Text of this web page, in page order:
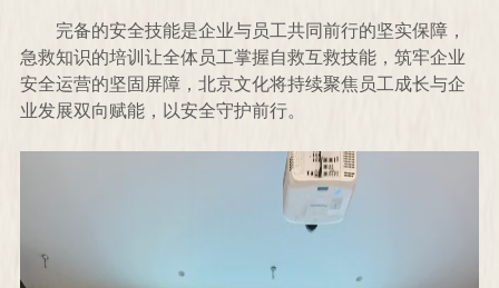
完备的安全技能是企业与员工共同前行的坚实保障，
急救知识的培训让全体员工掌握自救互救技能，筑牢企业
安全运营的坚固屏障，北京文化将持续聚焦员工成长与企
业发展双向赋能，以安全守护前行。